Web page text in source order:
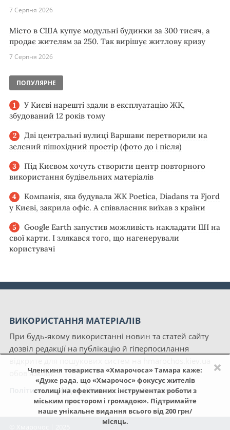
×
Членкиня товариства «Хмарочоса» Тамара каже:
«Дуже рада, що «Хмарочос» фокусує жителів
столиці на ефективних інструментах роботи з
міським простором і громадою». Підтримайте
наше унікальне видання всього від 200 грн/
місяць.
7 Серпня 2026
Місто в США купує модульні будинки за 300 тисяч, а
продає жителям за 250. Так вирішує житлову кризу
7 Серпня 2026
ПОПУЛЯРНЕ
У Києві нарешті здали в експлуатацію ЖК,
збудований 12 років тому
Дві центральні вулиці Варшави перетворили на
зелений пішохідний простір (фото до і після)
Під Києвом хочуть створити центр повторного
використання будівельних матеріалів
Компанія, яка будувала ЖК Poetica, Diadans та Fjord
у Києві, закрила офіс. А співвласник виїхав з країни
Google Earth запустив можливість накладати ШІ на
свої карти. І злякався того, що нагенерували
користувачі
ВИКОРИСТАННЯ МАТЕРІАЛІВ
При будь-якому використанні новин та статей сайту
дозвіл редакції на публікацію й гіперпосилання
обов'язкові.
Політика конфіденційності сайту «Хмарочос»